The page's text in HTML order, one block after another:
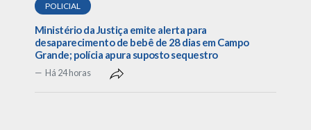
POLICIAL
Ministério da Justiça emite alerta para
desaparecimento de bebê de 28 dias em Campo
Grande; polícia apura suposto sequestro
Há 24 horas